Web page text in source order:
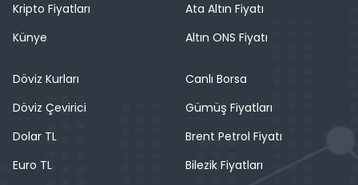
Kripto Fiyatları
Künye
Ata Altın Fiyatı
Altın ONS Fiyatı
Döviz Kurları
Döviz Çevirici
Dolar TL
Euro TL
Canlı Borsa
Gümüş Fiyatları
Brent Petrol Fiyatı
Bilezik Fiyatları